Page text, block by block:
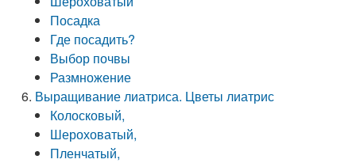
Посадка
Где посадить?
Выбор почвы
Размножение
Выращивание лиатриса. Цветы лиатрис
Колосковый,
Шероховатый,
Пленчатый,